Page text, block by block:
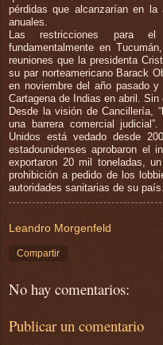
pérdidas que alcanzarían en
anuales.
Las restricciones para
fundamentalmente en
reuniones que la presidenta
su par norteamericano Barack
en noviembre del año pasado
Cartagena de Indias en abril. Sin
Desde la visión de Cancillería,
una barrera comercial
Unidos está vedado desde
estadounidenses aprobaron el
exportaron 20 mil toneladas,
prohibición a pedido de los
autoridades sanitarias de su
Leandro Morgenfeld
Compartir
No hay comentarios:
Publicar un comentario